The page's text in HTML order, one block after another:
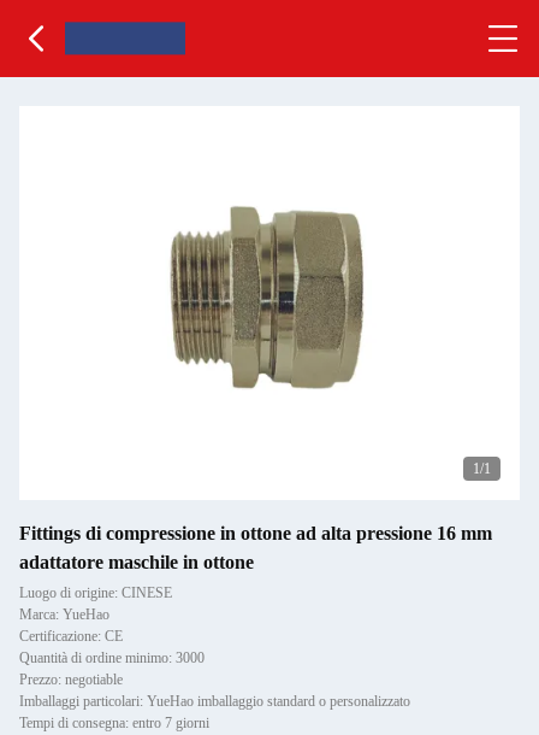
1/1
Fittings di compressione in ottone ad alta pressione 16 mm
adattatore maschile in ottone
Luogo di origine: CINESE
Marca: YueHao
Certificazione: CE
Quantità di ordine minimo: 3000
Prezzo: negotiable
Imballaggi particolari: YueHao imballaggio standard o personalizzato
Tempi di consegna: entro 7 giorni